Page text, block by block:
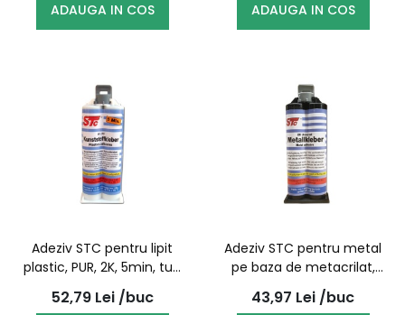
ADAUGA IN COS ADAUGA IN COS
Adeziv STC pentru lipit
plastic, PUR, 2K, 5min, tub
dublu, 50g
52,79 Lei /buc
Adeziv STC pentru metal
pe baza de metacrilat,
bicomponent, seringa
dubla, 50ml
43,97 Lei /buc